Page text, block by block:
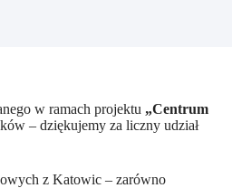
w ramach projektu „Centrum
– dziękujemy za liczny udział
z Katowic – zarówno